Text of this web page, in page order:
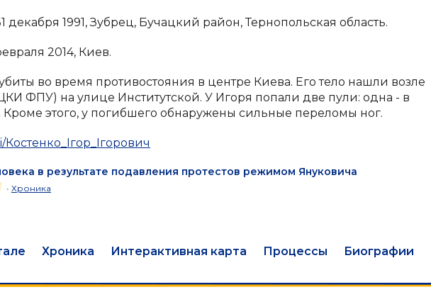
декабря 1991, Зубрец, Бучацкий район, Тернопольская область.
2014, Киев.
во время противостояния в центре Киева. Его тело нашли возле
ФПУ) на улице Институтской. У Игоря попали две пули: одна - в
Кроме этого, у погибшего обнаружены сильные переломы ног.
в результате подавления протестов режимом Януковича
• Хроника
Хроника Интерактивная карта Процессы Биографии